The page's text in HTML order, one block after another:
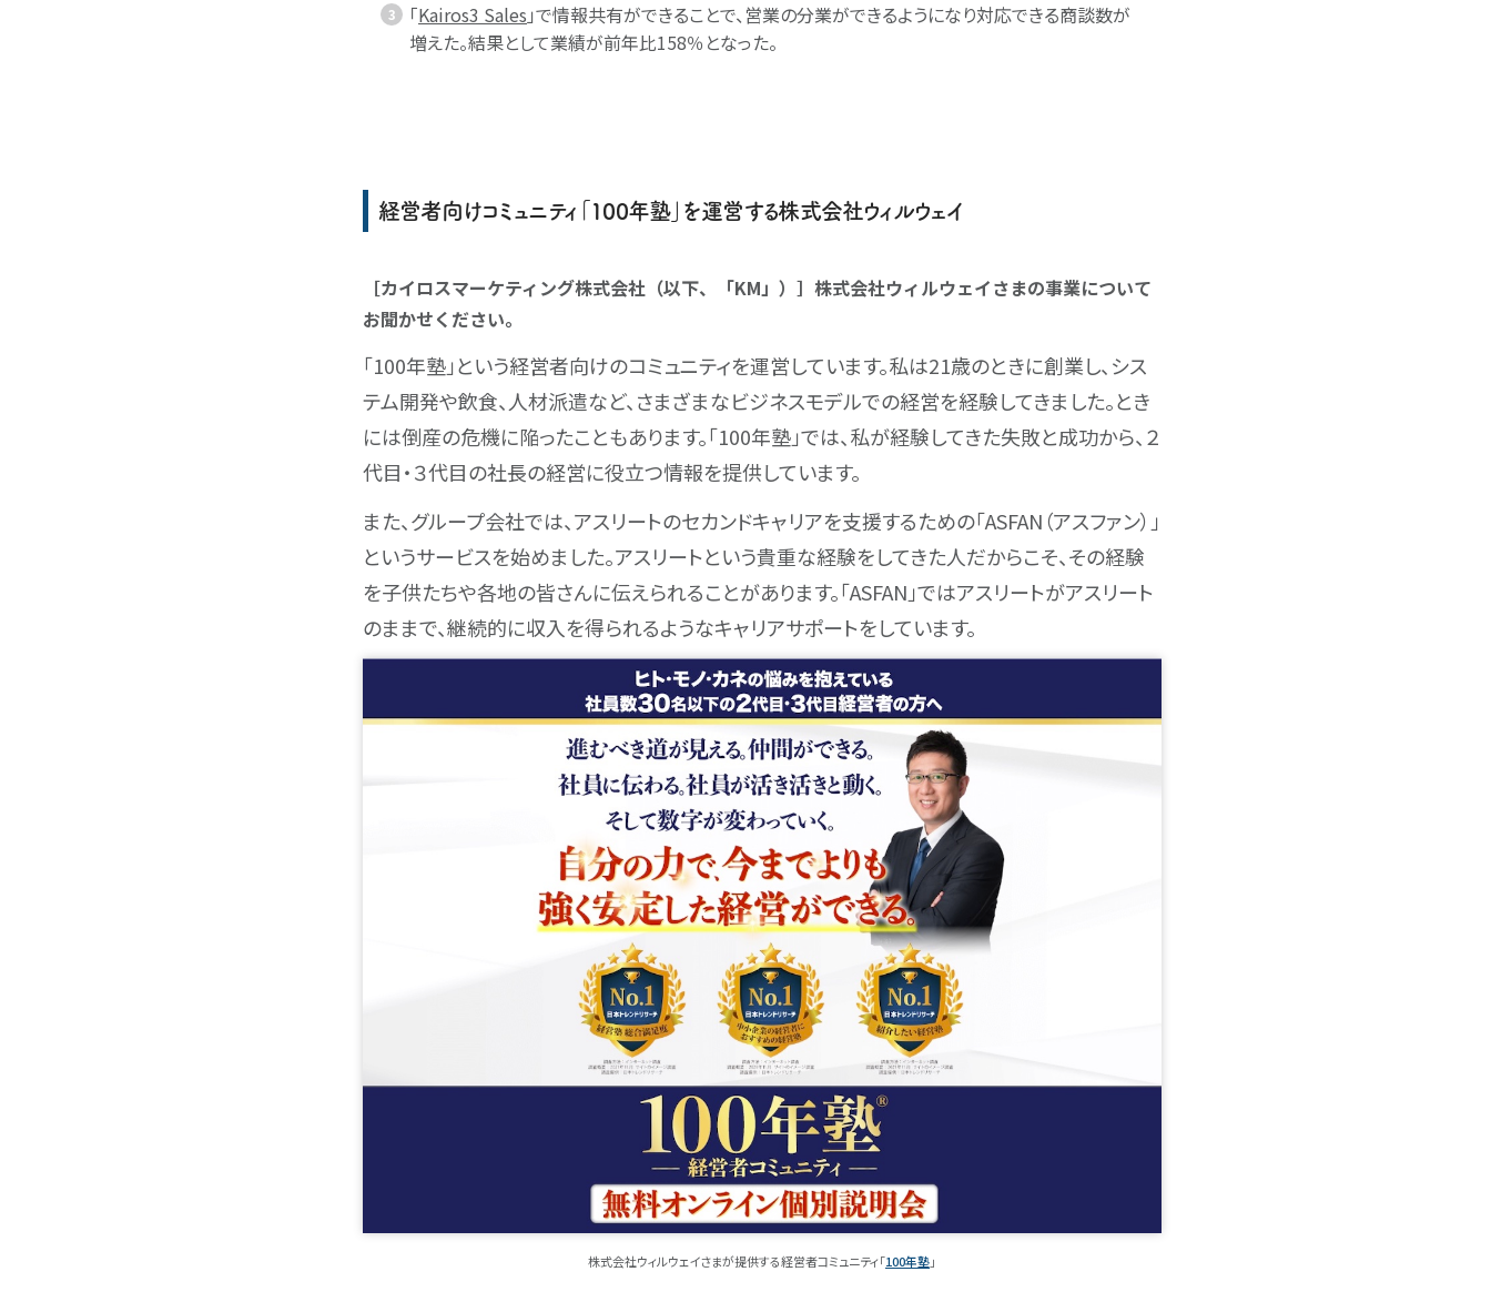
「Kairos3 Sales 」で情報共有ができることで、営業の分業ができるようになり対応できる商談数が
増えた。結果として業績が前年比158％となった。
経営者向けコミュニティ「100年塾」を運営する株式会社ウィルウェイ
［カイロスマーケティング株式会社（以下、「KM」）］株式会社ウィルウェイさまの事業について
お聞かせください。
「100年塾」という経営者向けのコミュニティを運営しています。私は21歳のときに創業し、シス
テム開発や飲食、人材派遣など、さまざまなビジネスモデルでの経営を経験してきました。とき
には倒産の危機に陥ったこともあります。「100年塾」では、私が経験してきた失敗と成功から、２
代目・３代目の社長の経営に役立つ情報を提供しています。
また、グループ会社では、アスリートのセカンドキャリアを支援するための「ASFAN（アスファン）」
というサービスを始めました。アスリートという貴重な経験をしてきた人だからこそ、その経験
を子供たちや各地の皆さんに伝えられることがあります。「ASFAN」ではアスリートがアスリート
のままで、継続的に収入を得られるようなキャリアサポートをしています。
株式会社ウィルウェイさまが提供する経営者コミュニティ「100年塾」